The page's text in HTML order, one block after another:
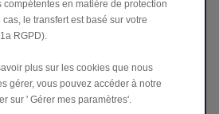
un conseiller commercial Leapmotor
sous les plus brefs délais.
en matière de protection
le transfert est basé sur votre
RGPD).
plus sur les cookies que nous
gérer, vous pouvez accéder à notre
sur ' Gérer mes paramètres'.